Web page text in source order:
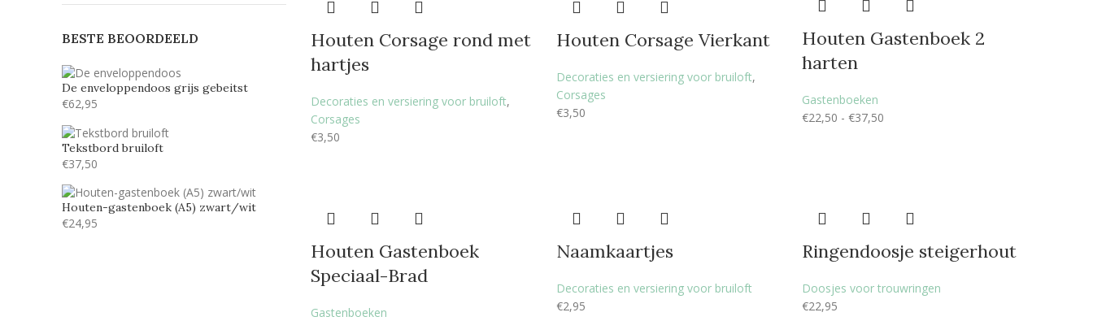
BESTE BEOORDEELD
De enveloppendoos grijs gebeitst
€62,95
Tekstbord bruiloft
€37,50
Houten-gastenboek (A5) zwart/wit
€24,95
Houten Corsage rond met
hartjes
Decoraties en versiering voor bruiloft,
Corsages
€3,50
Houten Corsage Vierkant
Decoraties en versiering voor bruiloft,
Corsages
€3,50
Houten Gastenboek 2
harten
Gastenboeken
€22,50 - €37,50
Houten Gastenboek
Speciaal-Brad
Gastenboeken
Naamkaartjes
Decoraties en versiering voor bruiloft
€2,95
Ringendoosje steigerhout
Doosjes voor trouwringen
€22,95